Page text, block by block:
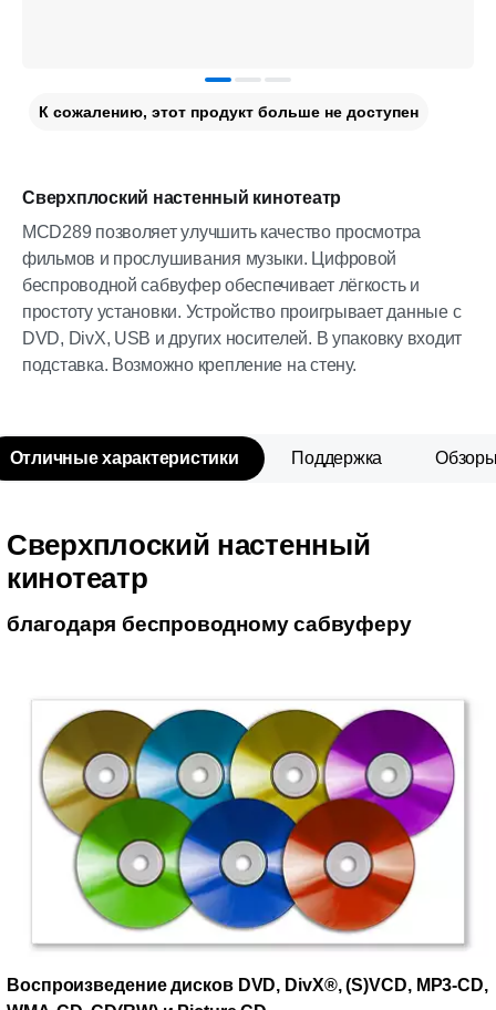
Сверхплоский настенный кинотеатр
MCD289 позволяет улучшить качество просмотра
фильмов и прослушивания музыки. Цифровой
беспроводной сабвуфер обеспечивает лёгкость и
простоту установки. Устройство проигрывает данные с
DVD, DivX, USB и других носителей. В упаковку входит
подставка. Возможно крепление на стену.
К сожалению, этот продукт больше не доступен
Отличные характеристики Поддержка
Сверхплоский настенный
кинотеатр
благодаря беспроводному сабвуферу
Воспроизведение дисков DVD, DivX®, (S)VCD, MP3-CD,